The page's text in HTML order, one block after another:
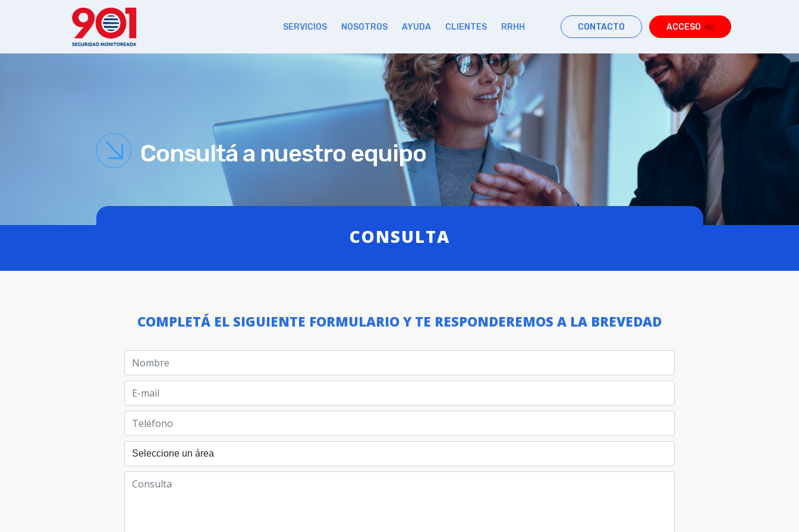
SERVICIOS NOSOTROS AYUDA CLIENTES RRHH CONTACTO ACCESO
Consultá a nuestro equipo
CONSULTA
COMPLETÁ EL SIGUIENTE FORMULARIO Y TE RESPONDEREMOS A LA BREVEDAD